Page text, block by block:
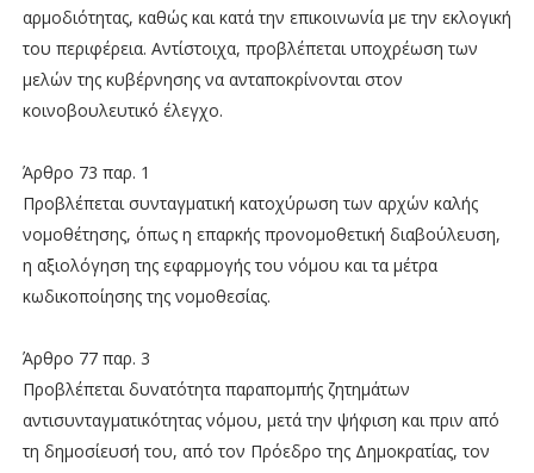
αρμοδιότητας, καθώς και κατά την επικοινωνία με την εκλογική
του περιφέρεια. Αντίστοιχα, προβλέπεται υποχρέωση των
μελών της κυβέρνησης να ανταποκρίνονται στον
κοινοβουλευτικό έλεγχο.
Άρθρο 73 παρ. 1
Προβλέπεται συνταγματική κατοχύρωση των αρχών καλής
νομοθέτησης, όπως η επαρκής προνομοθετική διαβούλευση,
η αξιολόγηση της εφαρμογής του νόμου και τα μέτρα
κωδικοποίησης της νομοθεσίας.
Άρθρο 77 παρ. 3
Προβλέπεται δυνατότητα παραπομπής ζητημάτων
αντισυνταγματικότητας νόμου, μετά την ψήφιση και πριν από
τη δημοσίευσή του, από τον Πρόεδρο της Δημοκρατίας, τον